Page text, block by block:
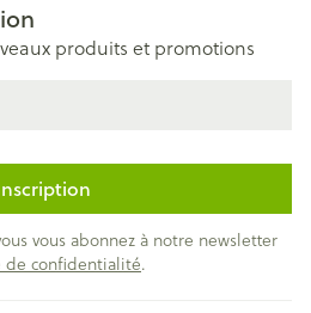
produits et promotions
vous abonnez à notre newsletter
confidentialité.